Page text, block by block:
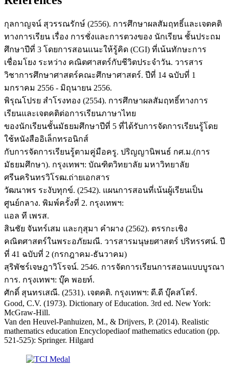
กุลกาญจน์ สุวรรณรักษ์ (2556). การศึกษาผลสัมฤทธิ์และเจตคติ
ทางการเรียน เรื่อง การชั่งและการตวงของ นักเรียน ชั้นประถม
ศึกษาปีที่ 3 โดยการสอนแนะให้รู้คิด (CGI) ที่เน้นทักษะการ
เชื่อมโยง ระหว่าง คณิตศาสตร์กับชีวิตประจำวัน. วารสาร
วิชาการศึกษาศาสตร์คณะศึกษาศาสตร์. ปีที่ 14 ฉบับที่ 1
มกราคม 2556 - มิถุนายน 2556.
พิรุณโปรย สำโรงทอง (2554). การศึกษาผลสัมฤทธิ์ทางการ
เรียนและเจตคติต่อการเรียนภาษาไทย
ของนักเรียนชั้นมัธยมศึกษาปีที่ 5 ที่ได้รับการจัดการเรียนรู้โดย
ใช้หนังสืออิเล็กทรอนิกส์
กับการจัดการเรียนรู้ตามคู่มือครู. ปริญญานิพนธ์ กศ.ม.(การ
มัธยมศึกษา). กรุงเทพฯ: บัณฑิตวิทยาลัย มหาวิทยาลัย
ศรีนครินทรวิโรฒ.ถ่ายเอกสาร
วัฒนาพร ระงับทุกข์. (2542). แผนการสอนที่เน้นผู้เรียนเป็น
ศูนย์กลาง. พิมพ์ครั้งที่ 2. กรุงเทพฯ:
แอล ที เพรส.
สินชัย จันทร์เสม และกุสุมา คำผาง (2562). ตรรกะเชิง
คณิตศาสตร์ในพระอภัยมณี. วารสารมนุษยศาสตร์ ปริทรรศน์. ปี
ที่ 41 ฉบับที่ 2 (กรกฎาคม-ธันวาคม)
สฺริพัชร์เจษฎาวิโรจน์. 2546. การจัดการเรียนการสอนแบบบูรณา
การ. กรุงเทพฯ: บุ๊ค พอยท์.
ศักดิ์ สุนทรเสณี. (2531). เจตคติ. กรุงเทพฯ: ดี.ดี บุ๊คสโตร์.
Good, C.V. (1973). Dictionary of Education. 3rd ed. New York:
McGraw-Hill.
Van den Heuvel-Panhuizen, M., & Drijvers, P. (2014). Realistic
mathematics education Encyclopediaof mathematics education (pp.
521-525): Springer. Hilgard